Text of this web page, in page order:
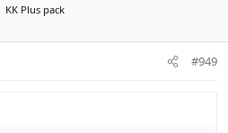
KK Plus pack
#949